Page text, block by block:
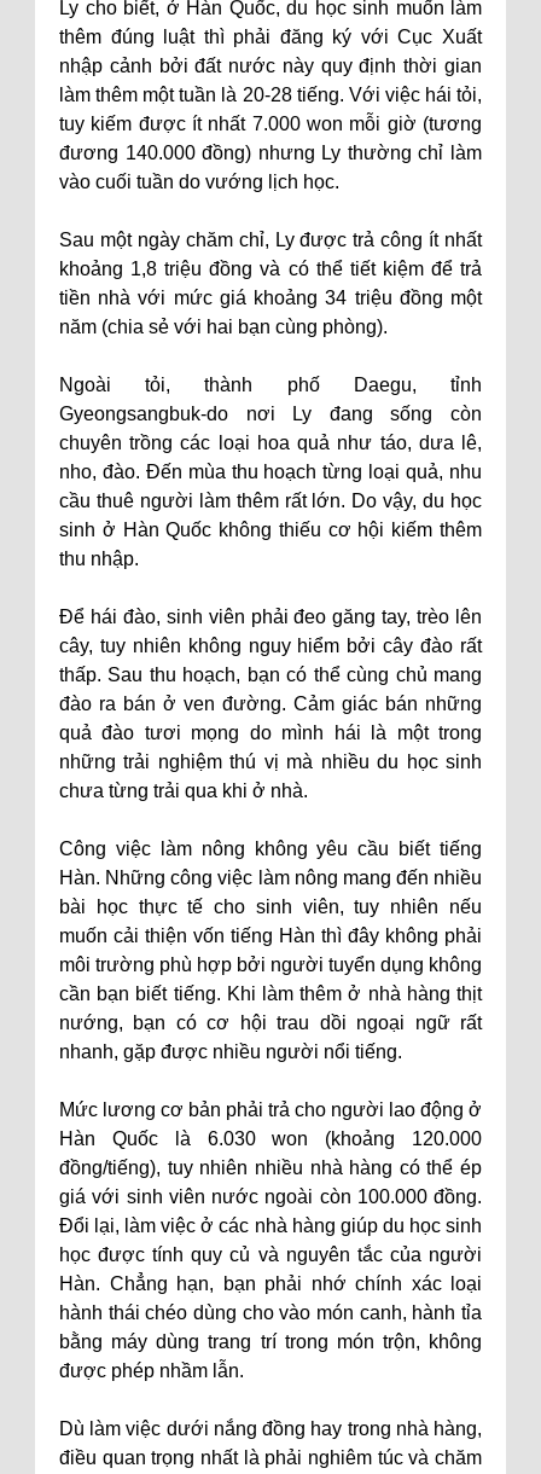
Ly cho biết, ở Hàn Quốc, du học sinh muốn làm
thêm đúng luật thì phải đăng ký với Cục Xuất
nhập cảnh bởi đất nước này quy định thời gian
làm thêm một tuần là 20-28 tiếng. Với việc hái tỏi,
tuy kiếm được ít nhất 7.000 won mỗi giờ (tương
đương 140.000 đồng) nhưng Ly thường chỉ làm
vào cuối tuần do vướng lịch học.
Sau một ngày chăm chỉ, Ly được trả công ít nhất
khoảng 1,8 triệu đồng và có thể tiết kiệm để trả
tiền nhà với mức giá khoảng 34 triệu đồng một
năm (chia sẻ với hai bạn cùng phòng).
Ngoài tỏi, thành phố Daegu, tỉnh
Gyeongsangbuk-do nơi Ly đang sống còn
chuyên trồng các loại hoa quả như táo, dưa lê,
nho, đào. Đến mùa thu hoạch từng loại quả, nhu
cầu thuê người làm thêm rất lớn. Do vậy, du học
sinh ở Hàn Quốc không thiếu cơ hội kiếm thêm
thu nhập.
Để hái đào, sinh viên phải đeo găng tay, trèo lên
cây, tuy nhiên không nguy hiểm bởi cây đào rất
thấp. Sau thu hoạch, bạn có thể cùng chủ mang
đào ra bán ở ven đường. Cảm giác bán những
quả đào tươi mọng do mình hái là một trong
những trải nghiệm thú vị mà nhiều du học sinh
chưa từng trải qua khi ở nhà.
Công việc làm nông không yêu cầu biết tiếng
Hàn. Những công việc làm nông mang đến nhiều
bài học thực tế cho sinh viên, tuy nhiên nếu
muốn cải thiện vốn tiếng Hàn thì đây không phải
môi trường phù hợp bởi người tuyển dụng không
cần bạn biết tiếng. Khi làm thêm ở nhà hàng thịt
nướng, bạn có cơ hội trau dồi ngoại ngữ rất
nhanh, gặp được nhiều người nổi tiếng.
Mức lương cơ bản phải trả cho người lao động ở
Hàn Quốc là 6.030 won (khoảng 120.000
đồng/tiếng), tuy nhiên nhiều nhà hàng có thể ép
giá với sinh viên nước ngoài còn 100.000 đồng.
Đổi lại, làm việc ở các nhà hàng giúp du học sinh
học được tính quy củ và nguyên tắc của người
Hàn. Chẳng hạn, bạn phải nhớ chính xác loại
hành thái chéo dùng cho vào món canh, hành tỉa
bằng máy dùng trang trí trong món trộn, không
được phép nhầm lẫn.
Dù làm việc dưới nắng đồng hay trong nhà hàng,
điều quan trọng nhất là phải nghiêm túc và chăm